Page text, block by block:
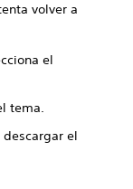
volver a
el
tema.
descargar el